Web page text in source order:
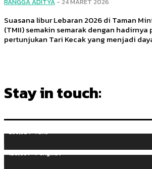
Suasana libur Lebaran 2026 di Taman
(TMII) semakin semarak dengan hadirnya
pertunjukan Tari Kecak yang menjadi
Stay in touch:
255,324 Fans
128,657 Pengikut